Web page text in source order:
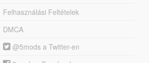
Felhasználási Feltételek
DMCA
@5mods a Twitter-en